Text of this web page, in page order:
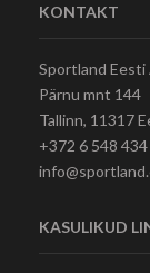
KONTAKT
Sportland Eesti
Pärnu mnt 144
Tallinn, 11317
+372 6 548 434
KASULIKUD